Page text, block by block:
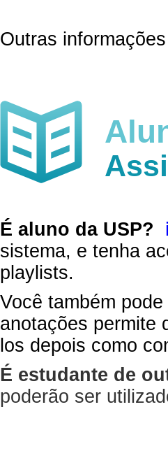
Outras
É aluno da USP?
sistema, e tenha
playlists.
Você também
anotações permite
los depois como
É estudante de
poderão ser